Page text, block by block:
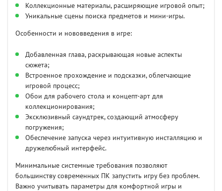
Коллекционные материалы, расширяющие игровой опыт;
Уникальные сцены поиска предметов и мини-игры.
Особенности и нововведения в игре:
Добавленная глава, раскрывающая новые аспекты
сюжета;
Встроенное прохождение и подсказки, облегчающие
игровой процесс;
Обои для рабочего стола и концепт-арт для
коллекционирования;
Эксклюзивный саундтрек, создающий атмосферу
погружения;
Обеспечение запуска через интуитивную инсталляцию и
дружелюбный интерфейс.
Минимальные системные требования позволяют
большинству современных ПК запустить игру без проблем.
Важно учитывать параметры для комфортной игры и